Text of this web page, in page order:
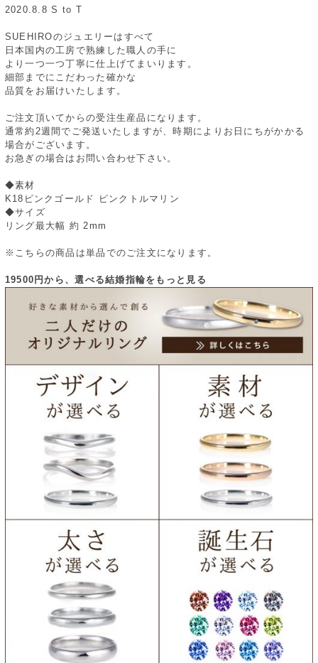
2020.8.8 S to T
SUEHIROのジュエリーはすべて
日本国内の工房で熟練した職人の手に
より一つ一つ丁寧に仕上げてまいります。
細部までにこだわった確かな
品質をお届けいたします。
ご注文頂いてからの受注生産品になります。
通常約2週間でご発送いたしますが、時期によりお日にちがかかる
場合がございます。
お急ぎの場合はお問い合わせ下さい。
◆素材
K18ピンクゴールド ピンクトルマリン
◆サイズ
リング最大幅 約 2mm
※こちらの商品は単品でのご注文になります。
19500円から、選べる結婚指輪をもっと見る